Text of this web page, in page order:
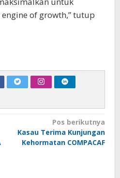
of growth,” tutup
Pos berikutnya
Kasau Terima Kunjungan
Kehormatan COMPACAF